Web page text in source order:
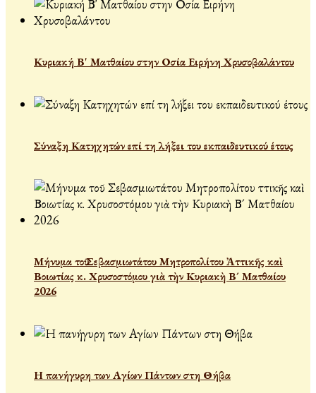
Κυριακή Β' Ματθαίου στην Οσία Ειρήνη Χρυσοβαλάντου
Σύναξη Κατηχητών επί τη λήξει του εκπαιδευτικού έτους
Μήνυμα τοῦ Σεβασμιωτάτου Μητροπολίτου Ἀττικῆς καὶ
Βοιωτίας κ. Χρυσοστόμου γιὰ τὴν Κυριακὴ Β´ Ματθαίου
2026
Η πανήγυρη των Αγίων Πάντων στη Θήβα